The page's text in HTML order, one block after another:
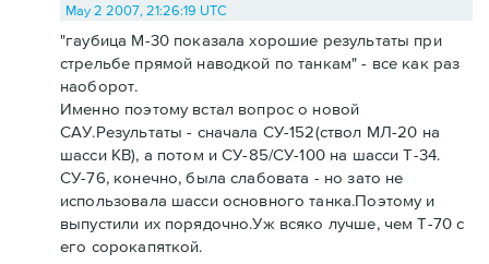
May 2 2007, 21:26:19 UTC
"гаубица М-30 показала хорошие результаты при
стрельбе прямой наводкой по танкам" - все как раз
наоборот.
Именно поэтому встал вопрос о новой
САУ.Результаты - сначала СУ-152(ствол МЛ-20 на
шасси КВ), а потом и СУ-85/СУ-100 на шасси Т-34.
СУ-76, конечно, была слабовата - но зато не
использовала шасси основного танка.Поэтому и
выпустили их порядочно.Уж всяко лучше, чем Т-70 с
его сорокапяткой.